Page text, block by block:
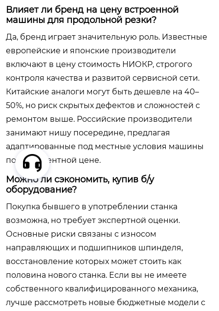
Влияет ли бренд на цену встроенной
машины для продольной резки?
Да, бренд играет значительную роль. Известные
европейские и японские производители
включают в цену стоимость НИОКР, строгого
контроля качества и развитой сервисной сети.
Китайские аналоги могут быть дешевле на 40–
50%, но риск скрытых дефектов и сложностей с
ремонтом выше. Российские производители
занимают нишу посередине, предлагая
адаптированные под местные условия машины
по конкурентной цене.
Можно ли сэкономить, купив б/у
оборудование?
Покупка бывшего в употреблении станка
возможна, но требует экспертной оценки.
Основные риски связаны с износом
направляющих и подшипников шпинделя,
восстановление которых может стоить как
половина нового станка. Если вы не имеете
собственного квалифицированного механика,
лучше рассмотреть новые бюджетные модели с